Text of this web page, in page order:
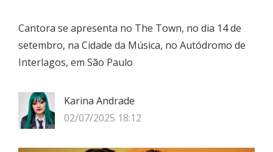
Cantora se apresenta no The Town, no dia 14 de
setembro, na Cidade da Música, no Autódromo de
Interlagos, em São Paulo
Karina Andrade
02/07/2025 18:12